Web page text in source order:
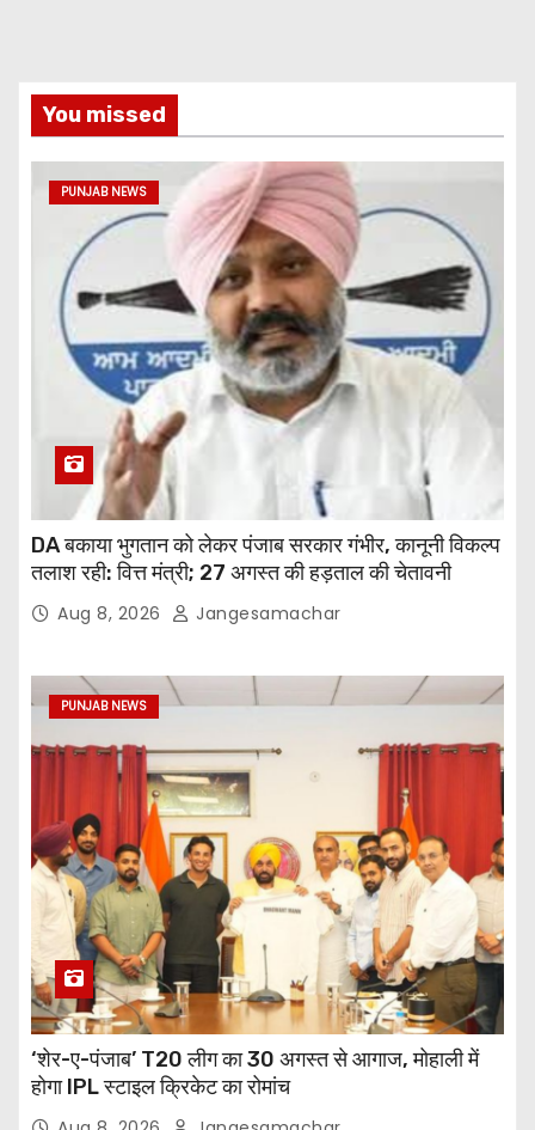
You missed
PUNJAB NEWS
DA बकाया भुगतान को लेकर पंजाब सरकार गंभीर, कानूनी विकल्प
तलाश रही: वित्त मंत्री; 27 अगस्त की हड़ताल की चेतावनी
Aug 8, 2026 Jangesamachar
PUNJAB NEWS
‘शेर-ए-पंजाब’ T20 लीग का 30 अगस्त से आगाज, मोहाली में
होगा IPL स्टाइल क्रिकेट का रोमांच